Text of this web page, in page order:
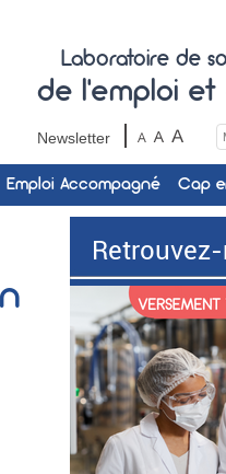
Laboratoire de
de l'emploi et
Newsletter
Emploi Accompagné Cap